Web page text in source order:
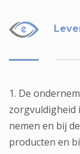
1. De
zorgvuldigheid
nemen en bij
producten en